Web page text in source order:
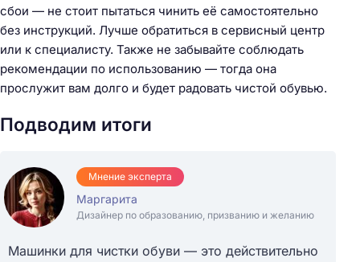
сбои — не стоит пытаться чинить её самостоятельно
без инструкций. Лучше обратиться в сервисный центр
или к специалисту. Также не забывайте соблюдать
рекомендации по использованию — тогда она
прослужит вам долго и будет радовать чистой обувью.
Подводим итоги
Мнение эксперта
Маргарита
Дизайнер по образованию, призванию и желанию
Машинки для чистки обуви — это действительно